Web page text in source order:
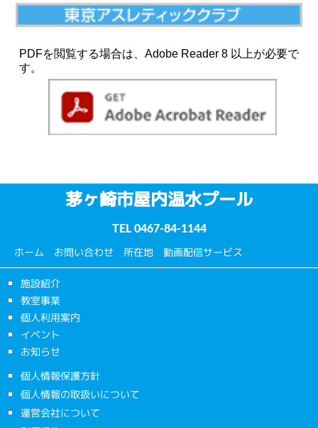
PDFを閲覧する場合は、Adobe Reader 8 以上が必要で
す。
茅ヶ崎市屋内温水プール
TEL0467-84-1144
ホーム お問い合わせ 所在地 動画配信サービス
施設紹介
教室事業
個人利用案内
イベント
お知らせ
個人情報保護方針
個人情報の取扱いについて
運営会社について